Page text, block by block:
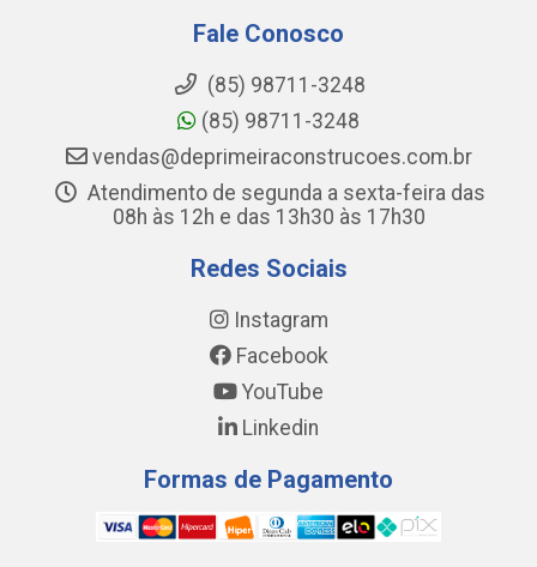
Fale Conosco
(85) 98711-3248
(85) 98711-3248
vendas@deprimeiraconstrucoes.com.br
Atendimento de segunda a sexta-feira das
08h às 12h e das 13h30 às 17h30
Redes Sociais
Instagram
Facebook
YouTube
Linkedin
Formas de Pagamento